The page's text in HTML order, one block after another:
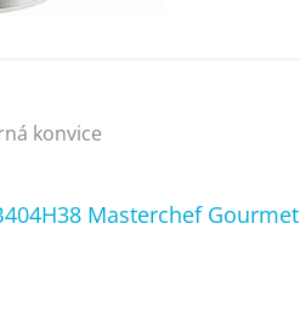
konvice
Masterchef Gourmet